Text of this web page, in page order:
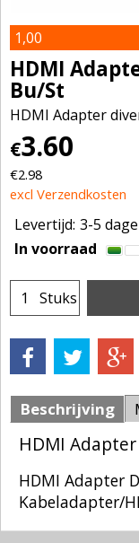
1,00
HDMI
Bu/St
HDMI Adapter
€3.60
€2.98
excl Verzendkosten
Levertijd: 3-5
In voorraad
Stuks
Beschrijving
HDMI
HDMI Adapter
Kabeladapter/